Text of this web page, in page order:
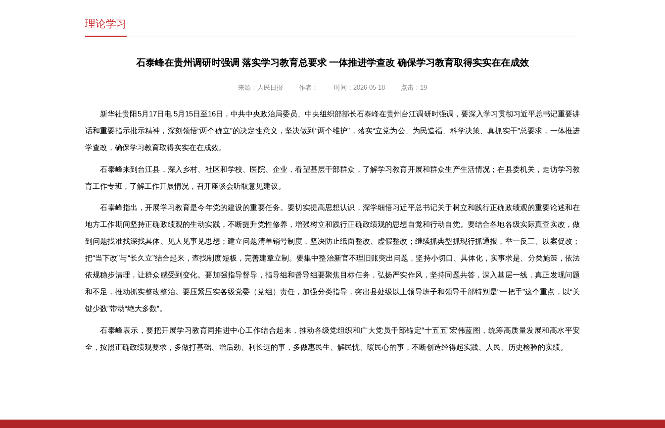
理论学习
石泰峰在贵州调研时强调 落实学习教育总要求 一体推进学查改 确保学习教育取得实实在在成效
来源： 人民日报 作者： 时间：2026-05-18 点击： 19
新华社贵阳5月17日电 5月15日至16日，中共中央政治局委员、中央组织部部长石泰峰在贵州台江调研时强调，要深入学习贯彻习近平总书记重要讲
话和重要指示批示精神，深刻领悟“两个确立”的决定性意义，坚决做到“两个维护”，落实“立党为公、为民造福、科学决策、真抓实干”总要求，一体推进
学查改，确保学习教育取得实实在在成效。
石泰峰来到台江县，深入乡村、社区和学校、医院、企业，看望基层干部群众，了解学习教育开展和群众生产生活情况；在县委机关，走访学习教
育工作专班，了解工作开展情况，召开座谈会听取意见建议。
石泰峰指出，开展学习教育是今年党的建设的重要任务。要切实提高思想认识，深学细悟习近平总书记关于树立和践行正确政绩观的重要论述和在
地方工作期间坚持正确政绩观的生动实践，不断提升党性修养，增强树立和践行正确政绩观的思想自觉和行动自觉。要结合各地各级实际真查实改，做
到问题找准找深找具体、见人见事见思想；建立问题清单销号制度，坚决防止纸面整改、虚假整改；继续抓典型抓现行抓通报，举一反三、以案促改；
把“当下改”与“长久立”结合起来，查找制度短板，完善建章立制。要集中整治新官不理旧账突出问题，坚持小切口、具体化，实事求是、分类施策，依法
依规稳步清理，让群众感受到变化。要加强指导督导，指导组和督导组要聚焦目标任务，弘扬严实作风，坚持同题共答，深入基层一线，真正发现问题
和不足，推动抓实整改整治。要压紧压实各级党委（党组）责任，加强分类指导，突出县处级以上领导班子和领导干部特别是“一把手”这个重点，以“关
键少数”带动“绝大多数”。
石泰峰表示，要把开展学习教育同推进中心工作结合起来，推动各级党组织和广大党员干部锚定“十五五”宏伟蓝图，统筹高质量发展和高水平安
全，按照正确政绩观要求，多做打基础、增后劲、利长远的事，多做惠民生、解民忧、暖民心的事，不断创造经得起实践、人民、历史检验的实绩。